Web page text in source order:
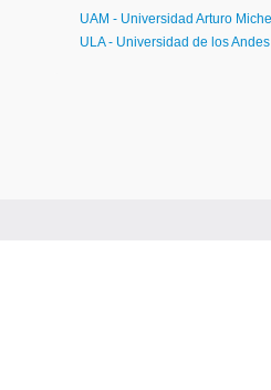
ULA - Universidad de los Andes